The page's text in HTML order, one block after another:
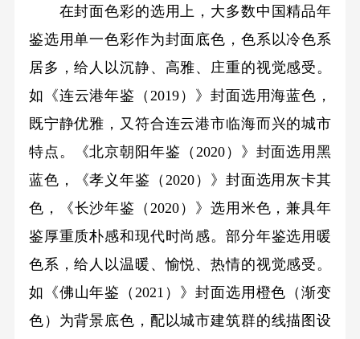
在封面色彩的选用上，大多数中国精品年
鉴选用单一色彩作为封面底色，色系以冷色系
居多，给人以沉静、高雅、庄重的视觉感受。
如《连云港年鉴（2019）》封面选用海蓝色，
既宁静优雅，又符合连云港市临海而兴的城市
特点。《北京朝阳年鉴（2020）》封面选用黑
蓝色，《孝义年鉴（2020）》封面选用灰卡其
色，《长沙年鉴（2020）》选用米色，兼具年
鉴厚重质朴感和现代时尚感。部分年鉴选用暖
色系，给人以温暖、愉悦、热情的视觉感受。
如《佛山年鉴（2021）》封面选用橙色（渐变
色）为背景底色，配以城市建筑群的线描图设